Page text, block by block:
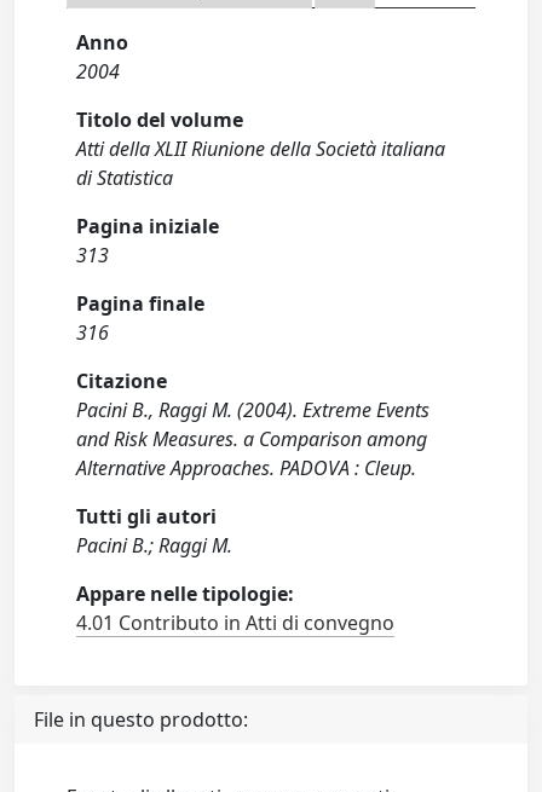
Anno
2004
Titolo del volume
Atti della XLII Riunione della Società italiana
di Statistica
Pagina iniziale
313
Pagina finale
316
Citazione
Pacini B., Raggi M. (2004). Extreme Events
and Risk Measures. a Comparison among
Alternative Approaches. PADOVA : Cleup.
Tutti gli autori
Pacini B.; Raggi M.
Appare nelle tipologie:
4.01 Contributo in Atti di convegno
File in questo prodotto: